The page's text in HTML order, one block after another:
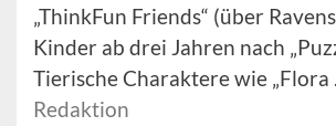
„ThinkFun Friends“ (über
Kinder ab drei Jahren nach
Tierische Charaktere wie „Flora
Redaktion